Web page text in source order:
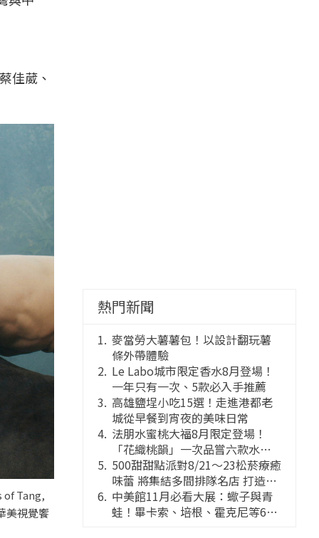
佳葳、
of Tang,
美視覺饗
熱門新聞
麥當勞大薯薯包！以設計翻玩薯
條外帶體驗
Le Labo城市限定香水8月登場！
一年只有一次、5款必入手推薦
高雄鹽埕小吃15選！走進港都老
城從早餐到宵夜的美味日常
法朋水蜜桃大福8月限定登場！
「花織桃韻」一次品嘗六款水蜜
桃花果大福
500甜甜點派對8/21～23松菸療癒
味蕾 將集結多間排隊名店 打造靈
感創意的舞台
中美館11月必看大展：蠍子與青
蛙！畢卡索、培根、霍克尼等66